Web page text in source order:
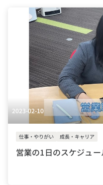
2023-02-10
仕事・やりがい 成長・キャリア
営業の1日のスケジュー